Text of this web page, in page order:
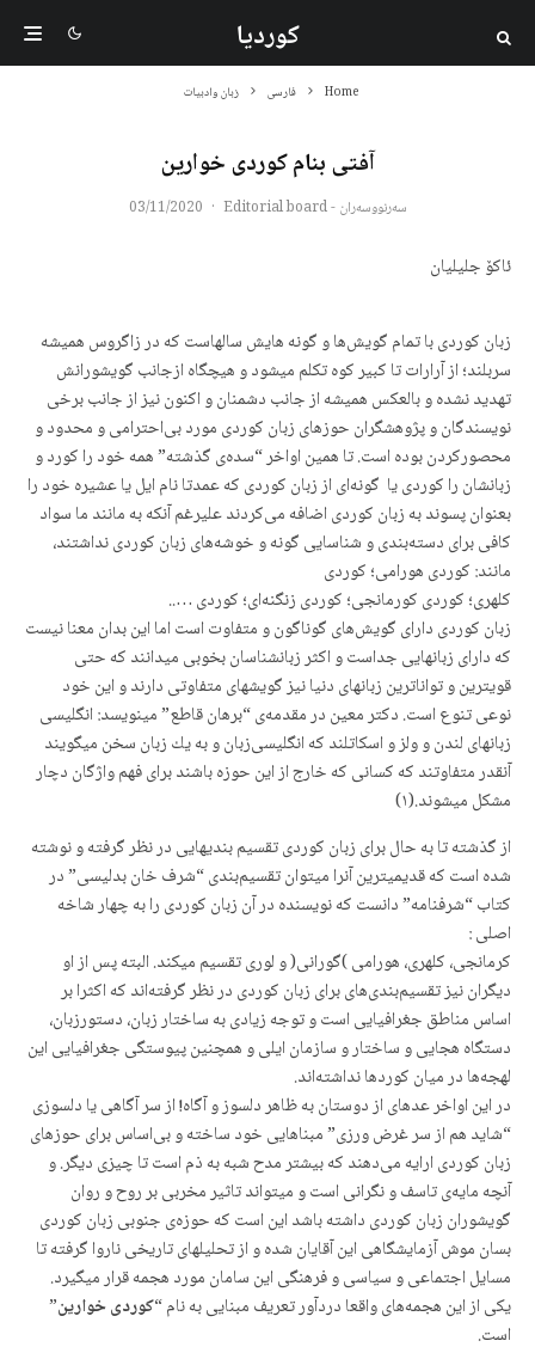
کوردیا
Home فارسی زبان وادبیات
آفتی بنام کوردی خوارین
سەرنووسەران - Editorial board ·
03/11/2020
ئاکۆ جلیلیان
زبان کوردی با تمام گویش‌ها و گونه هایش سالهاست که در زاگروس همیشه
سربلند؛ از آرارات تا کبیر کوه تکلم میشود و هیچگاه ازجانب گویشورانش
تهدید نشده و بالعکس همیشه از جانب دشمنان و اکنون نیز از جانب برخی
نویسندگان و پژوهشگران حوزهای زبان کوردی مورد بی‌احترامی و محدود و
محصورکردن بوده است. تا همین اواخر “سده‌ی گذشته” همه خود را کورد و
زبانشان را کوردی یا گونەای از زبان کوردی که عمدتا نام ایل یا عشیره خود را
بعنوان پسوند به زبان کوردی اضافه می‌کردند علیرغم آنکه به مانند ما سواد
کافی برای دسته‌بندی و شناسایی گونه و خوشه‌های زبان کوردی نداشتند،
مانند: کوردی هورامی؛ کوردی
کلهری؛ کوردی کورمانجی؛ کوردی زنگنەای؛ کوردی …..
زبان كوردی دارای گویش‌های گوناگون و متفاوت است اما این بدان معنا نیست
كه دارای زبانهایی جداست و اكثر زبانشناسان بخوبی میدانند كه حتی
قویترین و تواناترین زبانهای دنیا نیز گویشهای متفاوتی دارند و این خود
نوعی تنوع است. دكتر معین در مقدمەی “برهان قاطع” مینویسد: انگلیسی
زبانهای لندن و ولز و اسكاتلند كه انگلیسی‌زبان و به یك زبان سخن میگویند
آنقدر متفاوتند كه كسانی كه خارج از این حوزه باشند برای فهم واژگان دچار
مشكل میشوند.(١)
از گذشته تا به حال برای زبان کوردی تقسیم بندیهایی در نظر گرفته و نوشته
شده است که قدیمیترین آنرا میتوان تقسیم‌بندی “شرف خان بدلیسی” در
کتاب “شرفنامه” دانست که نویسنده در آن زبان کوردی را به چهار شاخه
اصلی :
کرمانجی، کلهری، هورامی )گورانی( و لوری تقسیم میکند. البته پس از او
دیگران نیز تقسیم‌بندی‌های برای زبان کوردی در نظر گرفته‌اند که اکثرا بر
اساس مناطق جغرافیایی است و توجه زیادی به ساختار زبان، دستورزبان،
دستگاه هجایی و ساختار و سازمان ایلی و همچنین پیوستگی جغرافیایی این
لهجه‌ها در میان کوردها نداشته‌اند.
در این اواخر عدهای از دوستان به ظاهر دلسوز و آگاه! از سر آگاهی یا دلسوزی
“شاید هم از سر غرض ورزی” مبناهایی خود ساخته و بی‌اساس برای حوزهای
زبان کوردی ارایه می‌دهند که بیشتر مدح شبه به ذم است تا چیزی دیگر. و
آنچه مایه‌ی تاسف و نگرانی است و میتواند تاثیر مخربی بر روح و روان
گویشوران زبان کوردی داشته باشد این است که حوزه‌ی جنوبی زبان کوردی
بسان موش آزمایشگاهی این آقایان شده و از تحلیلهای تاریخی ناروا گرفته تا
مسایل اجتماعی و سیاسی و فرهنگی این سامان مورد هجمه قرار میگیرد.
یکی از این هجمه‌های واقعا دردآور تعریف مبنایی به نام “کوردی خوارین”
است.